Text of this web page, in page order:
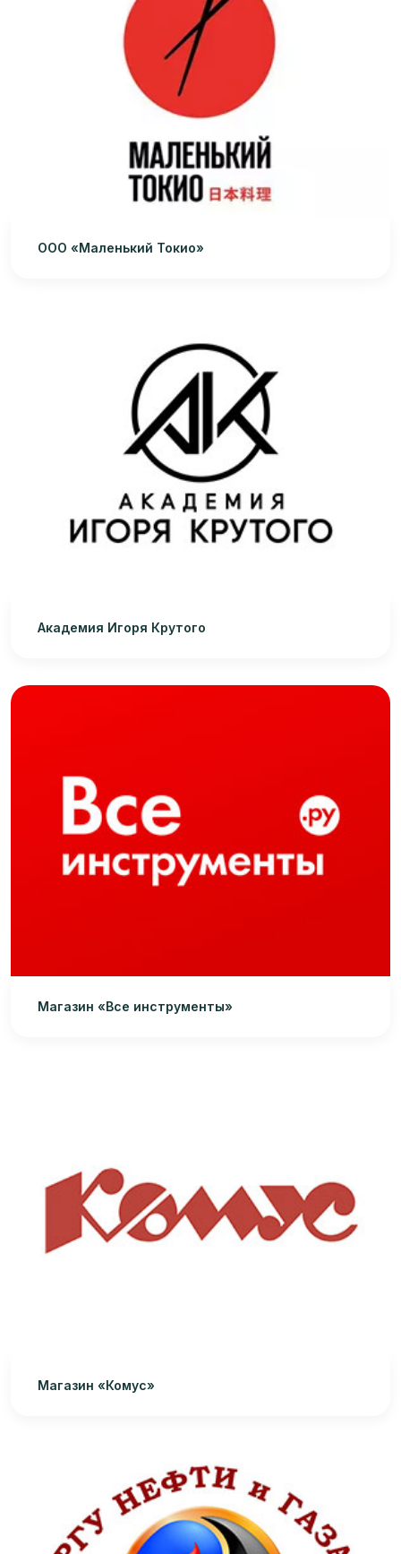
ООО «Маленький Токио»
Академия Игоря Крутого
Магазин «Все инструменты»
Магазин «Комус»